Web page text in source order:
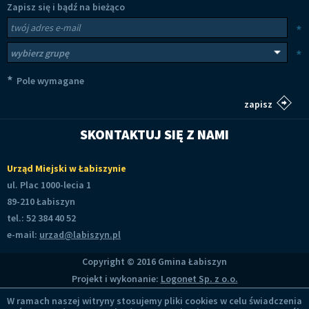
Zapisz się i bądź na bieżąco
Newsletter
*
*
* Pole wymagane
SKONTAKTUJ SIĘ Z NAMI
Urząd Miejski w Łabiszynie
ul. Plac 1000-lecia 1
89-210 Łabiszyn
tel.: 52 384 40 52
e-mail: urzad@labiszyn.pl
Copyright © 2016 Gmina Łabiszyn
Projekt i wykonanie: Logonet Sp. z o.o.
W ramach naszej witryny stosujemy pliki cookies w celu świadczenia